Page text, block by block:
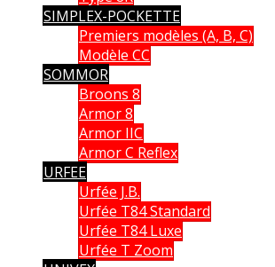
SIMPLEX-POCKETTE
Premiers modèles (A, B, C)
Modèle CC
SOMMOR
Broons 8
Armor 8
Armor IIC
Armor C Reflex
URFEE
Urfée J.B.
Urfée T84 Standard
Urfée T84 Luxe
Urfée T Zoom